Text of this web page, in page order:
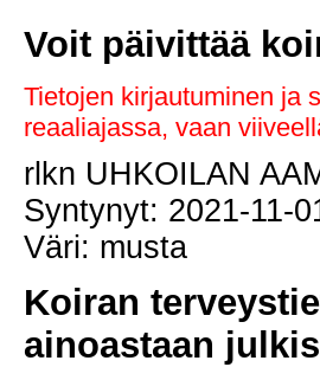
Voit päivittää
Tietojen kirjautuminen ja
reaaliajassa, vaan
rlkn UHKOILAN
Syntynyt: 2021-
Väri: musta
Koiran
ainoastaan